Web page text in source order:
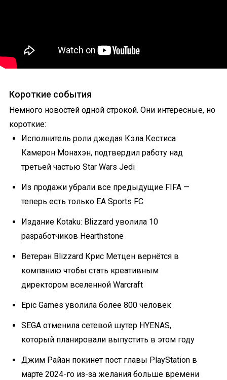
Короткие события
Немного новостей одной строкой. Они интересные, но
короткие:
Исполнитель роли джедая Кэла Кестиса
Камерон Монахэн, подтвердил работу над
третьей частью Star Wars Jedi
Из продажи убрали все предыдущие FIFA —
теперь есть только EA Sports FC
Издание Kotaku: Blizzard уволила 10
разработчиков Hearthstone
Ветеран Blizzard Крис Метцен вернётся в
компанию чтобы стать креативным
директором вселенной Warcraft
Epic Games уволила более 800 человек
SEGA отменила сетевой шутер HYENAS,
который планировали выпустить в этом году
Джим Райан покинет пост главы PlayStation в
марте 2024-го из-за желания больше времени